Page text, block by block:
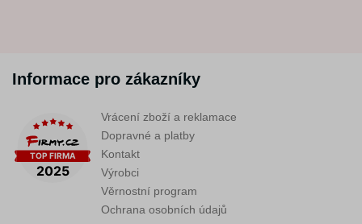
Informace pro zákazníky
Vrácení zboží a reklamace
Dopravné a platby
Kontakt
Výrobci
Věrnostní program
Ochrana osobních údajů